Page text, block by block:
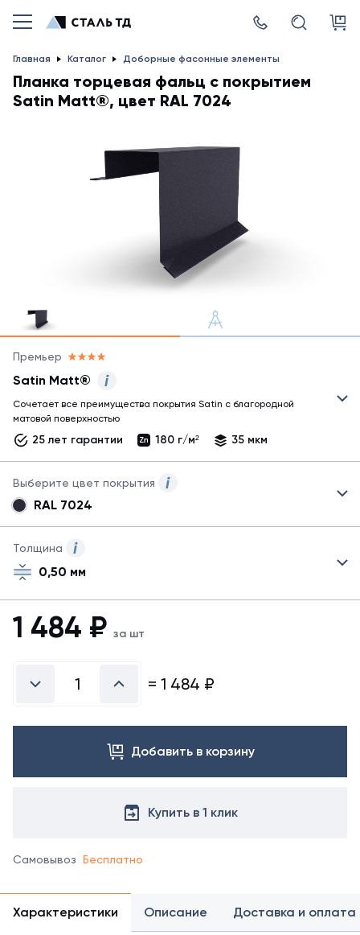
Главная Каталог Доборные фасонные элементы
Планка торцевая фальц с покрытием
Satin Matt®, цвет RAL 7024
Премьер
Satin Matt®
Рекомендуем покупать
доборные
элементы
же
обо
всех
покрытиях
покрытий
Сочетает все преимущества покрытия Satin с благородной
матовой поверхностью
25 лет гарантии 180 г/м² 35 мкм
Выберите цвет покрытия
планки
Для
свяжитесь
все
RAL
RAL 7024
Толщина
0,50 мм
1 484 ₽ за шт
= 1 484 ₽
Добавить в корзину
Купить в 1 клик
Самовывоз Бесплатно
Характеристики Описание Доставка и оплата